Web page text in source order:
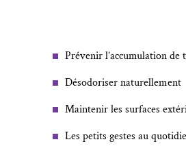
Prévenir l’accumulation de
Désodoriser naturellement
Maintenir les surfaces
Les petits gestes au